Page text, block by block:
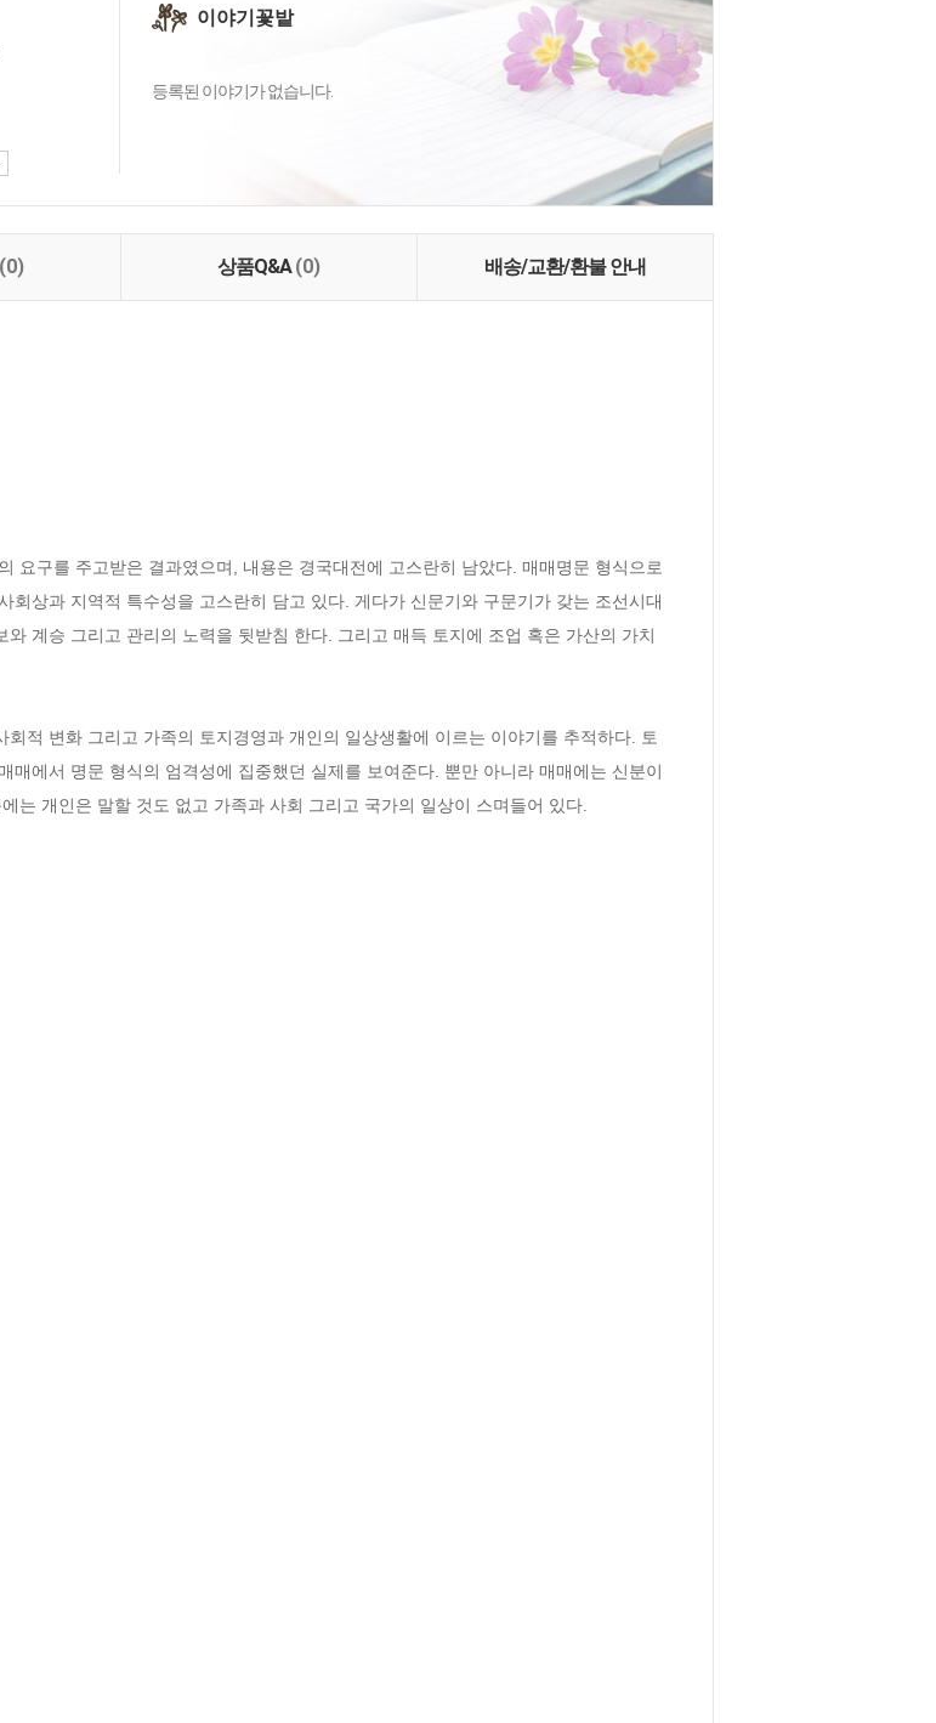
이야기꽃밭
등록된 이야기가 없습니다.
(0) 상품Q&A(0) 배송/교환/환불 안내
요구를 주고받은 결과였으며, 내용은 경국대전에 고스란히 남았다. 매매명문 형식으로
회상과 지역적 특수성을 고스란히 담고 있다. 게다가 신문기와 구문기가 갖는 조선시대
계승 그리고 관리의 노력을 뒷받침 한다. 그리고 매득 토지에 조업 혹은 가산의 가치
적 변화 그리고 가족의 토지경영과 개인의 일상생활에 이르는 이야기를 추적하다. 토
매에서 명문 형식의 엄격성에 집중했던 실제를 보여준다. 뿐만 아니라 매매에는 신분이
는 개인은 말할 것도 없고 가족과 사회 그리고 국가의 일상이 스며들어 있다.